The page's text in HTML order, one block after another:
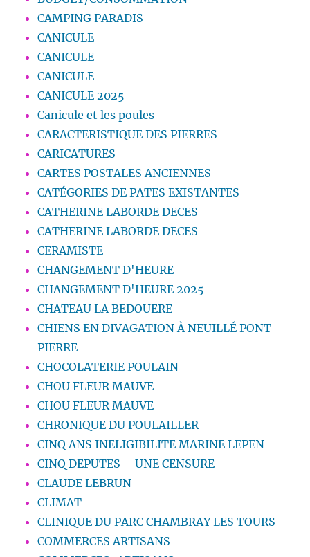
CAMPING PARADIS
CANICULE
CANICULE
CANICULE
CANICULE 2025
Canicule et les poules
CARACTERISTIQUE DES PIERRES
CARICATURES
CARTES POSTALES ANCIENNES
CATÉGORIES DE PATES EXISTANTES
CATHERINE LABORDE DECES
CATHERINE LABORDE DECES
CERAMISTE
CHANGEMENT D'HEURE
CHANGEMENT D'HEURE 2025
CHATEAU LA BEDOUERE
CHIENS EN DIVAGATION À NEUILLÉ PONT
PIERRE
CHOCOLATERIE POULAIN
CHOU FLEUR MAUVE
CHOU FLEUR MAUVE
CHRONIQUE DU POULAILLER
CINQ ANS INELIGIBILITE MARINE LEPEN
CINQ DEPUTES – UNE CENSURE
CLAUDE LEBRUN
CLIMAT
CLINIQUE DU PARC CHAMBRAY LES TOURS
COMMERCES ARTISANS